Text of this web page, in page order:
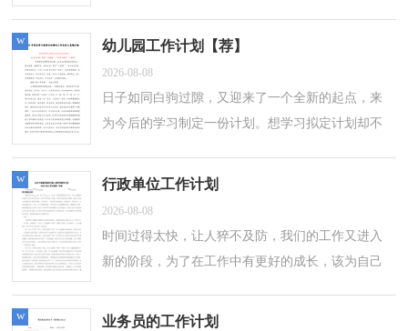
会流于形式呢？以下是小编精心整理的最新企...
幼儿园工作计划【荐】
2026-08-08
日子如同白驹过隙，又迎来了一个全新的起点，来
为今后的学习制定一份计划。想学习拟定计划却不
作计划，欢迎大家分享。幼儿园工作计划...
w
行政单位工作计划
2026-08-08
时间过得太快，让人猝不及防，我们的工作又进入
新的阶段，为了在工作中有更好的成长，该为自己
的呢？以下是小编收集整理的行政单位工作...
w
业务员的工作计划
w